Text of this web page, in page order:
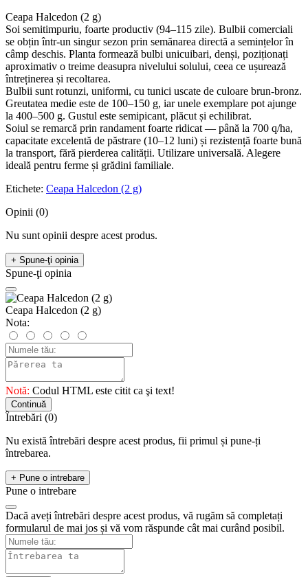
Ceapa Halcedon (2 g)
Soi semitimpuriu, foarte productiv (94–115 zile). Bulbii comerciali
se obțin într-un singur sezon prin semănarea directă a semințelor în
câmp deschis. Planta formează bulbi unicuibari, denși, poziționați
aproximativ o treime deasupra nivelului solului, ceea ce ușurează
întreținerea și recoltarea.
Bulbii sunt rotunzi, uniformi, cu tunici uscate de culoare brun-bronz.
Greutatea medie este de 100–150 g, iar unele exemplare pot ajunge
la 400–500 g. Gustul este semipicant, plăcut și echilibrat.
Soiul se remarcă prin randament foarte ridicat — până la 700 q/ha,
capacitate excelentă de păstrare (10–12 luni) și rezistență foarte bună
la transport, fără pierderea calității. Utilizare universală. Alegere
ideală pentru ferme și grădini familiale.
Etichete: Ceapa Halcedon (2 g)
Opinii (0)
Nu sunt opinii despre acest produs.
+ Spune-ţi opinia
Spune-ţi opinia
Ceapa Halcedon (2 g)
Nota:
Notă: Codul HTML este citit ca şi text!
Continuă
Întrebări (0)
Nu există întrebări despre acest produs, fii primul și pune-ți
întrebarea.
+ Pune o intrebare
Pune o intrebare
Dacă aveți întrebări despre acest produs, vă rugăm să completați
formularul de mai jos și vă vom răspunde cât mai curând posibil.